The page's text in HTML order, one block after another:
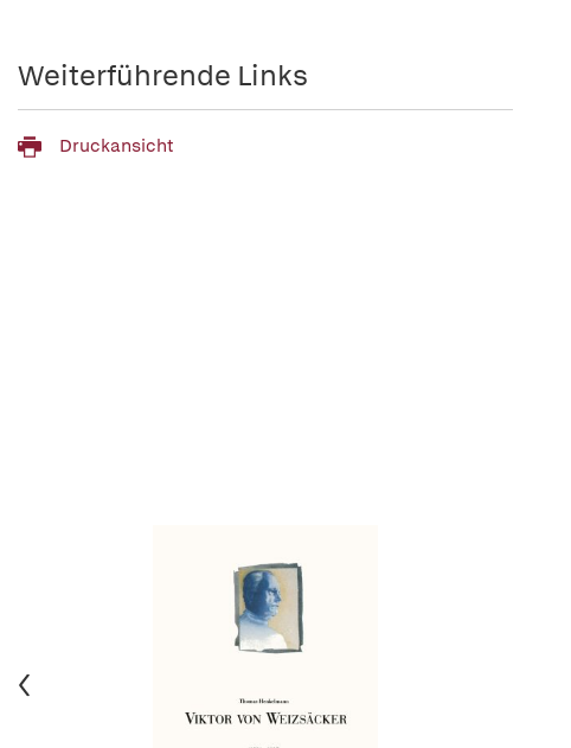
Weiterführende Links
Druckansicht